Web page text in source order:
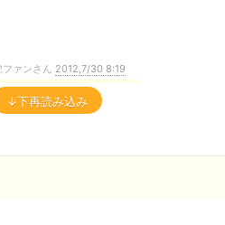
ァンさん 2012,7/30 8:19
↓下再読み込み